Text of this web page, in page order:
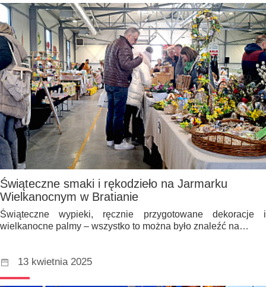
Świąteczne smaki i rękodzieło na Jarmarku
Wielkanocnym w Bratianie
Świąteczne wypieki, ręcznie przygotowane dekoracje i
wielkanocne palmy – wszystko to można było znaleźć na…
13 kwietnia 2025